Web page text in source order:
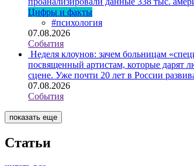
Цифры и факты
#психология
07.08.2026
События
Неделя клоунов: зачем больницам
посвященный артистам, которые дарят
сцене. Уже почти 20 лет в России
07.08.2026
События
показать еще
Статьи